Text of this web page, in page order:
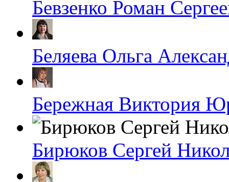
Бевзенко Роман
Беляева Ольга
Бережная Виктория
Бирюков Сергей